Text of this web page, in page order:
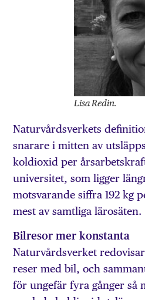
Lisa Redin.
Naturvårdsverkets
snarare i mitten av
koldioxid per
universitet, som ligger
motsvarande siffra 192 kg
mest av samtliga lärosäten.
Bilresor mer konstanta
Naturvårdsverket
reser med bil, och
för ungefär fyra gånger så